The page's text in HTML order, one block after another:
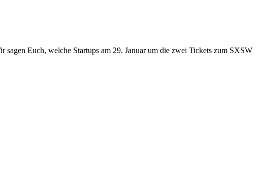
Euch, welche Startups am 29. Januar um die zwei Tickets zum SXSW